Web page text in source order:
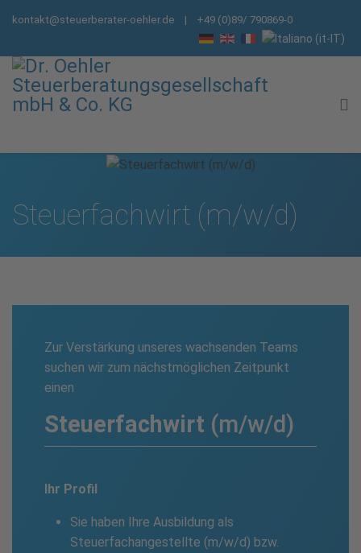
kontakt@steuerberater-oehler.de | +49 (0)89/ 790869-0
Steuer­fachwirt (m/w/d)
Zur Verstärkung unseres wachsenden Teams
suchen wir zum nächstmöglichen Zeitpunkt
einen
Steuer­fachwirt (m/w/d)
Ihr Profil
Sie haben Ihre Ausbildung als
Steuerfachangestellte (m/w/d) bzw.